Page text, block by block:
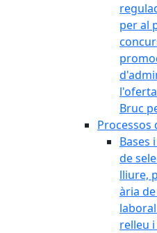
per al
Bruc
Processos
Bases
de
lliure,
ària
relleu